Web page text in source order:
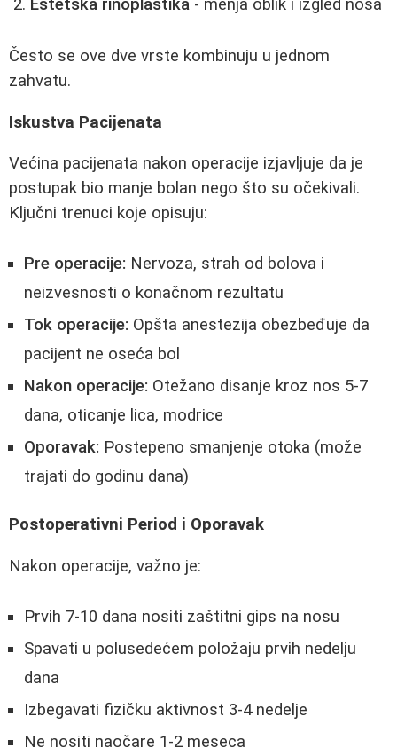
Estetska rinoplastika - menja oblik i izgled nosa
Često se ove dve vrste kombinuju u jednom
zahvatu.
Iskustva Pacijenata
Većina pacijenata nakon operacije izjavljuje da je
postupak bio manje bolan nego što su očekivali.
Ključni trenuci koje opisuju:
Pre operacije: Nervoza, strah od bolova i
neizvesnosti o konačnom rezultatu
Tok operacije: Opšta anestezija obezbeđuje da
pacijent ne oseća bol
Nakon operacije: Otežano disanje kroz nos 5-7
dana, oticanje lica, modrice
Oporavak: Postepeno smanjenje otoka (može
trajati do godinu dana)
Postoperativni Period i Oporavak
Nakon operacije, važno je:
Prvih 7-10 dana nositi zaštitni gips na nosu
Spavati u polusedećem položaju prvih nedelju
dana
Izbegavati fizičku aktivnost 3-4 nedelje
Ne nositi naočare 1-2 meseca